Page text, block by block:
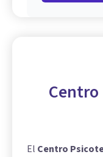
El Centro